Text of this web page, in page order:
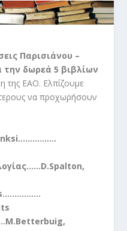
Παρισιάνου –
την δωρεά 5 βιβλίων
της ΕΑΟ. Ελπίζουμε
να προχωρήσουν